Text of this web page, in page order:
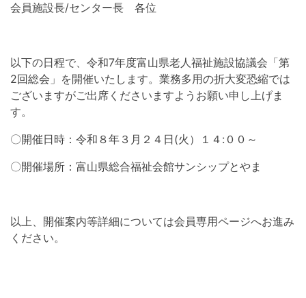
会員施設長/センター長 各位
以下の日程で、令和7年度富山県老人福祉施設協議会「第
2回総会」を開催いたします。業務多用の折大変恐縮では
ございますがご出席くださいますようお願い申し上げま
す。
〇開催日時：令和８年３月２４日(火）１４:００～
〇開催場所：富山県総合福祉会館サンシップとやま
以上、開催案内等詳細については会員専用ページへお進み
ください。